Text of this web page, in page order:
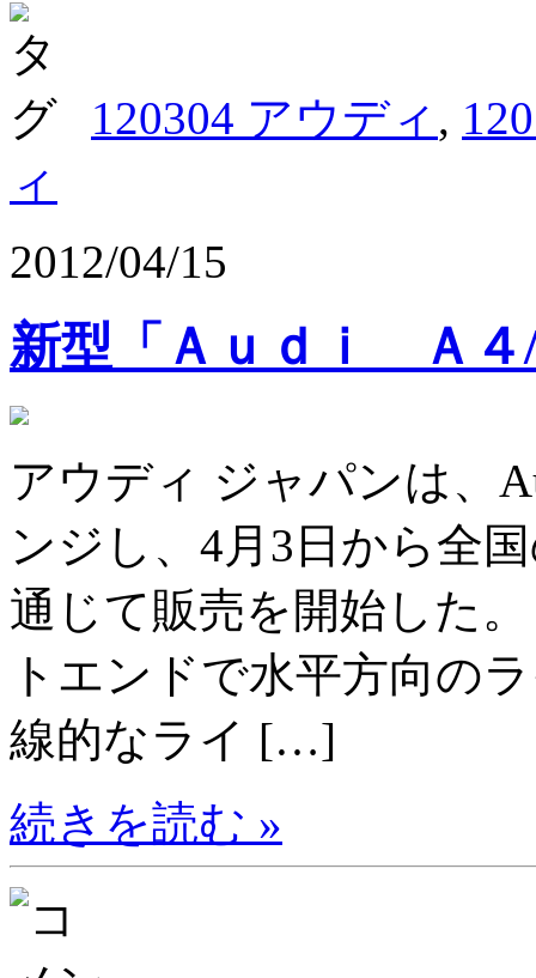
120304 アウディ ,
ィ
2012/04/15
新型「Ａｕｄｉ Ａ４
アウディ ジャパンは、
ンジし、4月3日から全
通じて販売を開始した
トエンドで水平方向の
線的なライ […]
続きを読む »